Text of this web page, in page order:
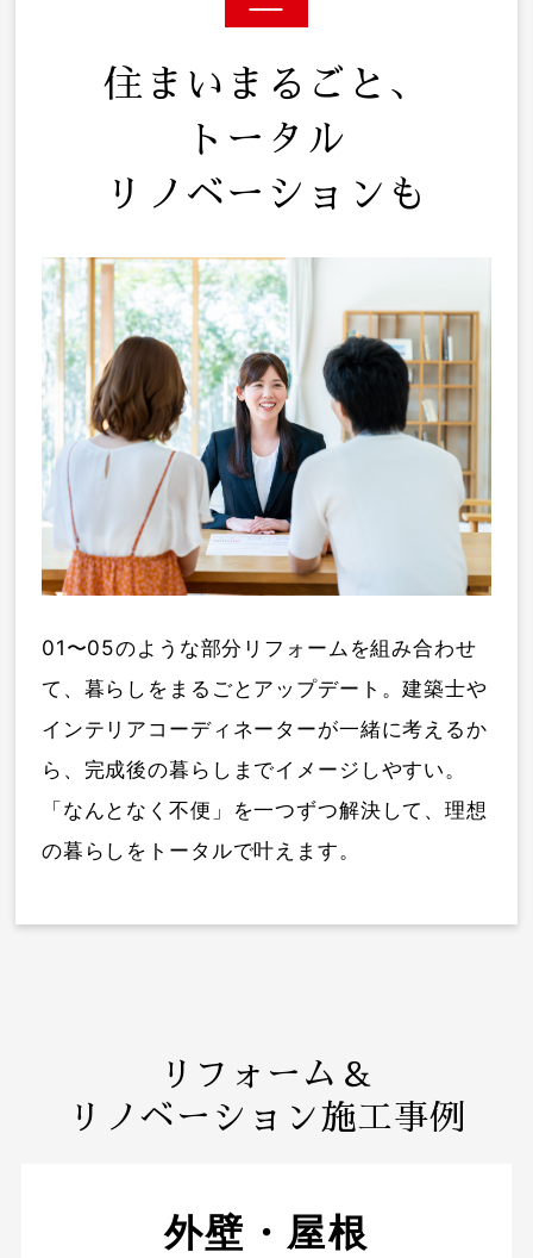
住まいまるごと、
トータル
リノベーションも
01〜05のような部分リフォームを組み合わせ
て、暮らしをまるごとアップデート。建築士や
インテリアコーディネーターが一緒に考えるか
ら、完成後の暮らしまでイメージしやすい。
「なんとなく不便」を一つずつ解決して、理想
の暮らしをトータルで叶えます。
リフォーム＆
リノベーション施工事例
外壁・屋根